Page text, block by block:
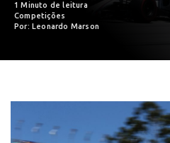
1 Minuto de leitura
Competições
Por: Leonardo Marson